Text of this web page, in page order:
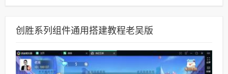
创胜系列组件通用搭建教程老吴版